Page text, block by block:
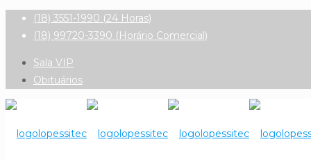
(18) 3551-1990 (24 Horas)
(18) 99720-3390 (Horário Comercial)
Sala VIP
Obituários